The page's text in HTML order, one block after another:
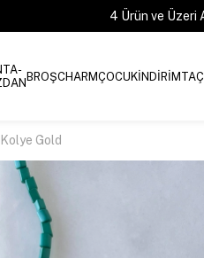
4 Ürün ve Üzeri
BROŞCHARMÇOCUKİNDİRİMTAÇ
Gold